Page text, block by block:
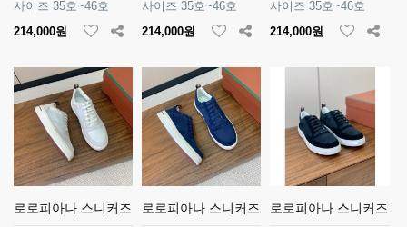
사이즈 35호~46호
214,000원
사이즈 35호~46호
214,000원
사이즈 35호~46호
214,000원
로로피아나 스니커즈 로로피아나 스니커즈 로로피아나 스니커즈